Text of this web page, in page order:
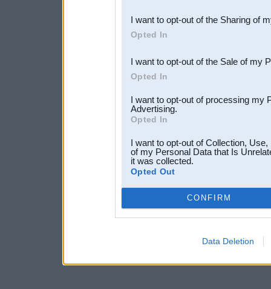
Downstream Participants
third parties.
I want to opt-out of the Sharing of
Opted In
I want to opt-out of the Sale of my
Opted In
I want to opt-out of processing my
Advertising.
Opted In
I want to opt-out of Collection,
of my Personal Data that Is
it was collected.
Opted Out
CONFIRM
Data Deletion